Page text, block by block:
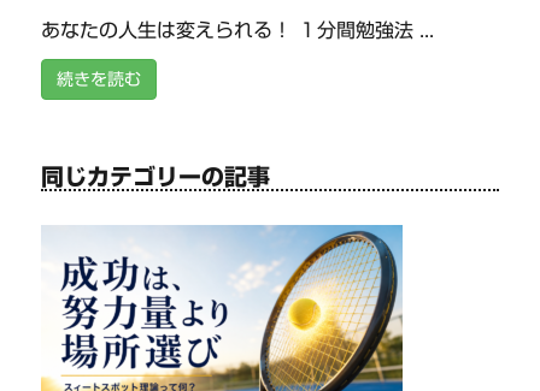
あなたの人生は変えられる！ １分間勉強法 ...
続きを読む
同じカテゴリーの記事